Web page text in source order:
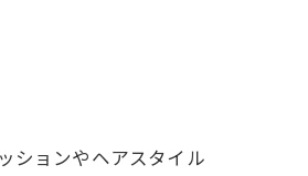
ションやヘアスタイル